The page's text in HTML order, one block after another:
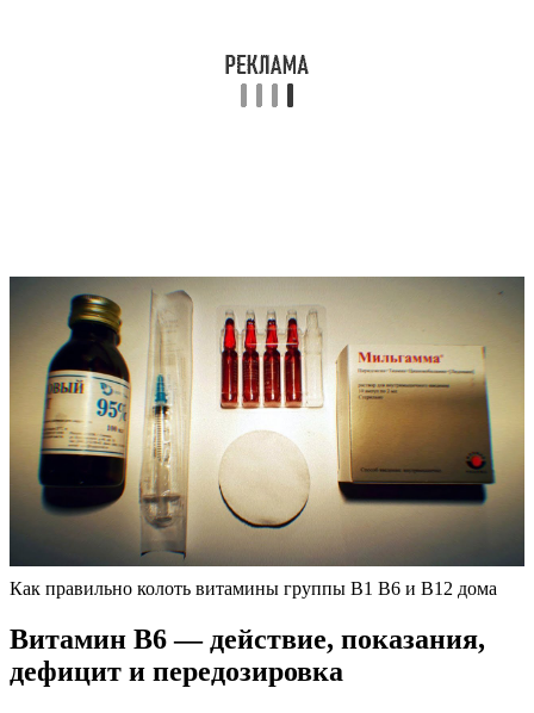
Как правильно колоть витамины группы B1 B6 и B12 дома
Витамин В6 — действие, показания,
дефицит и передозировка